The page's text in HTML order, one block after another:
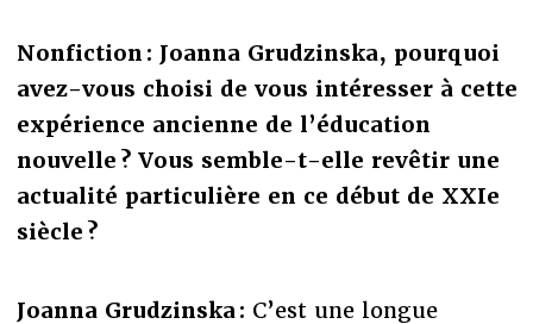
Nonfiction : Joanna Grudzinska, pourquoi
avez-vous choisi de vous intéresser à cette
expérience ancienne de l’éducation
nouvelle ? Vous semble-t-elle revêtir une
actualité particulière en ce début de XXIe
siècle ?
Joanna Grudzinska : C’est une longue